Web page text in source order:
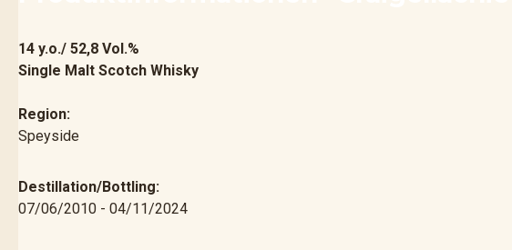
14 y.o./ 52,8 Vol.%
Single Malt Scotch Whisky
Region:
Speyside
Destillation/Bottling:
07/06/2010 - 04/11/2024